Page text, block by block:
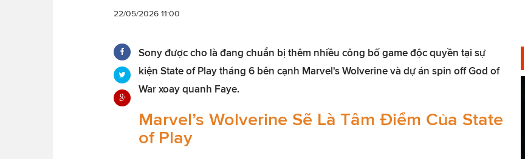
22/05/2026 11:00
Sony được cho là đang chuẩn bị thêm nhiều công bố game độc quyền tại sự
kiện State of Play tháng 6 bên cạnh Marvel's Wolverine và dự án spin off God of
War xoay quanh Faye.
Marvel’s Wolverine Sẽ Là Tâm Điểm Của State
of Play